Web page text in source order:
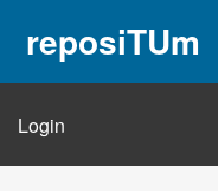
reposiTUm
Login